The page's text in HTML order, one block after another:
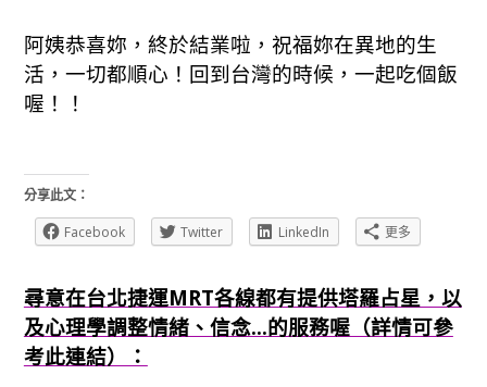
阿姨恭喜妳，終於結業啦，祝福妳在異地的生
活，一切都順心！回到台灣的時候，一起吃個飯
喔！！
分享此文：
Facebook
Twitter LinkedIn 更多
尋意在台北捷運MRT各線都有提供塔羅占星，以
及心理學調整情緒、信念...的服務喔（詳情可參
考此連結）：